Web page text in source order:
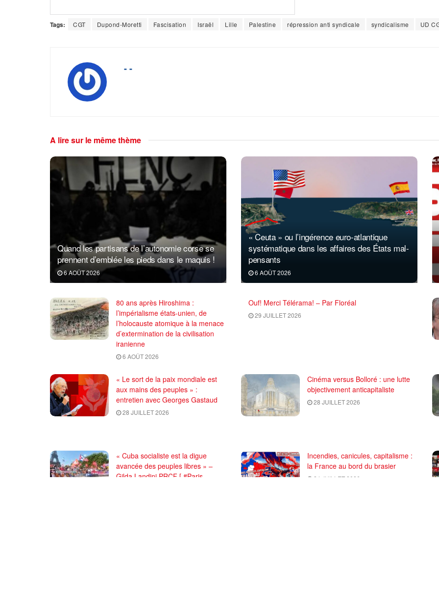
Tags: CGT Dupond-Moretti Fascisation Israël Lille Palestine répression anti syndicale syndicalisme UD
- -
A lire sur le même thème
Quand les partisans de l’autonomie corse se
prennent d’emblée les pieds dans le maquis !
6 AOÛT 2026
« Ceuta » ou l’ingérence euro-atlantique
systématique dans les affaires des États mal-
pensants
6 AOÛT 2026
80 ans après Hiroshima :
l’impérialisme états-unien, de
l’holocauste atomique à la menace
d’extermination de la civilisation
iranienne
6 AOÛT 2026
Ouf! Merci Télérama! – Par Floréal
29 JUILLET 2026
« Le sort de la paix mondiale est
aux mains des peuples » :
entretien avec Georges Gastaud
28 JUILLET 2026
Cinéma versus Bolloré : une lutte
objectivement anticapitaliste
28 JUILLET 2026
« Cuba socialiste est la digue
avancée des peuples libres » –
Gilda Landini PRCF [ #Paris
Incendies, canicules, capitalisme :
la France au bord du brasier
24 JUILLET 2026